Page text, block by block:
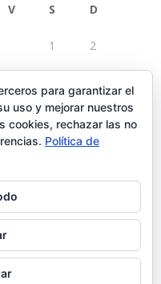
V S D
1 2
15
28
para garantizar el
uso y mejorar nuestros
cookies, rechazar las no
Política de